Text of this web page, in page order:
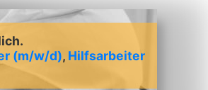
(m/w/d), Hilfsarbeiter